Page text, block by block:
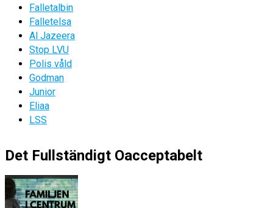
Falletalbin
Falletelsa
Al Jazeera
Stop LVU
Polis våld
Godman
Junior
Eliaa
LSS
Det Fullständigt Oacceptabelt